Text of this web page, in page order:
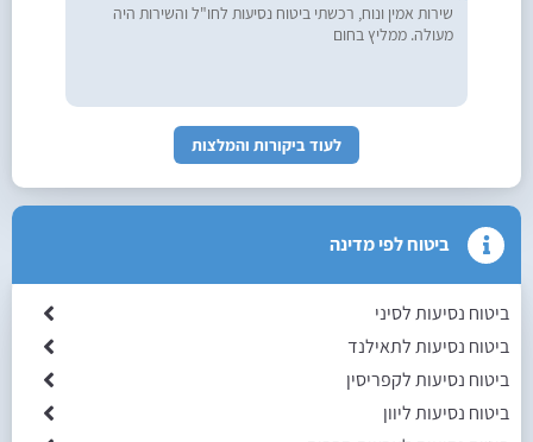
שירות אמין ונוח, רכשתי ביטוח נסיעות לחו"ל והשירות היה
מעולה. ממליץ בחום
לעוד ביקורות והמלצות
ביטוח לפי מדינה
ביטוח נסיעות לסיני
ביטוח נסיעות לתאילנד
ביטוח נסיעות לקפריסין
ביטוח נסיעות ליוון